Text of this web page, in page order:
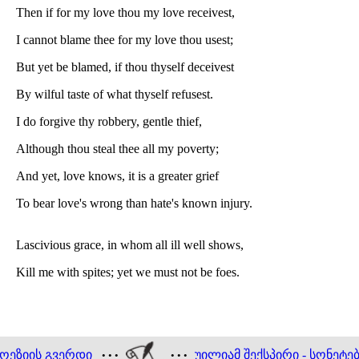
Then if for my love thou my love receivest,
I cannot blame thee for my love thou usest;
But yet be blamed, if thou thyself deceivest
By wilful taste of what thyself refusest.
I do forgive thy robbery, gentle thief,
Although thou steal thee all my poverty;
And yet, love knows, it is a greater grief
To bear love's wrong than hate's known injury.
Lascivious grace, in whom all ill well shows,
Kill me with spites; yet we must not be foes.
გვერდი • • • • • • უილიამ შექსპირი -